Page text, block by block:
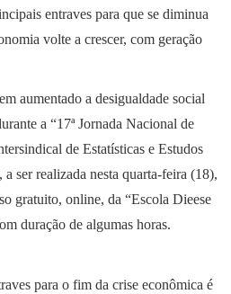
entraves para que se diminua
volte a crescer, com geração
aumentado a desigualdade social
a “17ª Jornada Nacional de
de Estatísticas e Estudos
ser realizada nesta quarta-feira (18),
gratuito, online, da “Escola Dieese
duração de algumas horas.
para o fim da crise econômica é